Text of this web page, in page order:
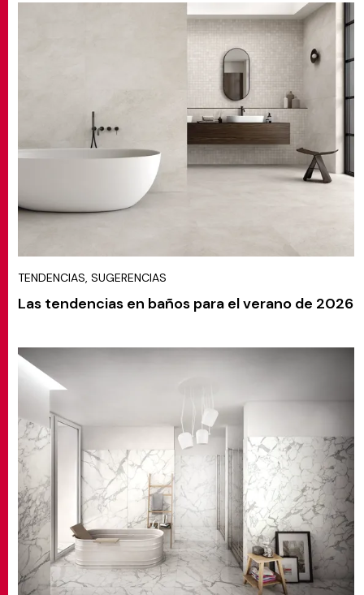
TENDENCIAS, SUGERENCIAS
Las tendencias en baños para el verano de 2026